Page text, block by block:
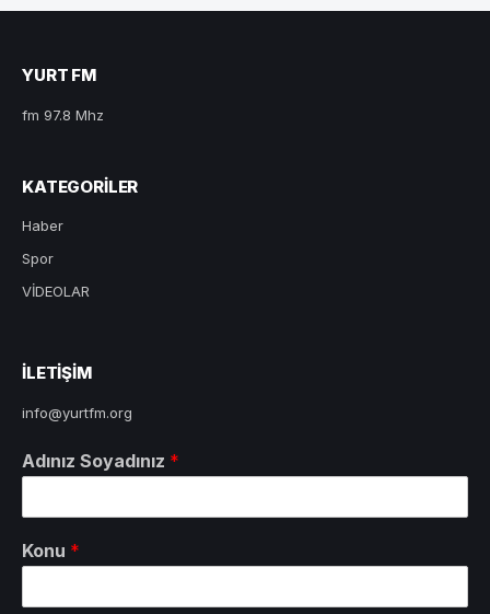
YURT FM
fm 97.8 Mhz
KATEGORILER
Haber
Spor
VİDEOLAR
ILETIŞIM
info@yurtfm.org
Adınız Soyadınız *
Konu *